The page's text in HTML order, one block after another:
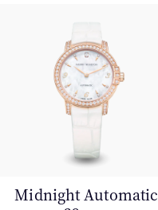
Midnight Automatic